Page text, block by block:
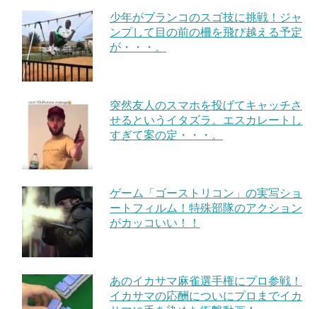
少年がブランコのスゴ技に挑戦！ジャ
ンプして目の前の柵を飛び越える予定
が・・・。
突然友人のスマホを投げてキャッチさ
せるというイタズラ。エスカレートし
すぎて案の定・・・。
ゲーム「ゴーストリコン」の実写ショ
ートフィルム！特殊部隊のアクション
がカッコいい！！
あのイカサマ麻雀選手権にプロ参戦！
イカサマの応酬についにプロまでイカ